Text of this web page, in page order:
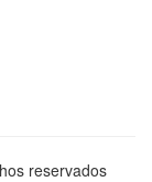
reservados